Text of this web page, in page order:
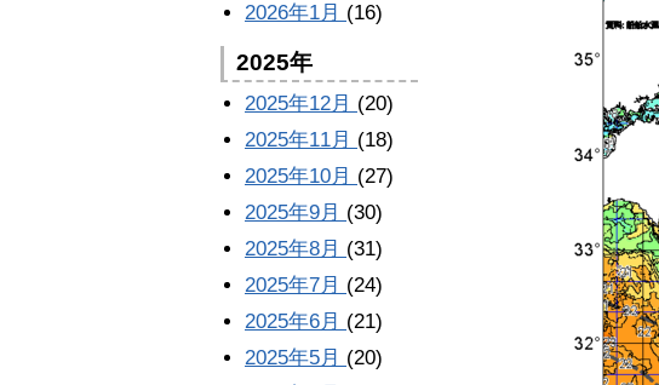
2026年1月 (16)
2025年
2025年12月 (20)
2025年11月 (18)
2025年10月 (27)
2025年9月 (30)
2025年8月 (31)
2025年7月 (24)
2025年6月 (21)
2025年5月 (20)